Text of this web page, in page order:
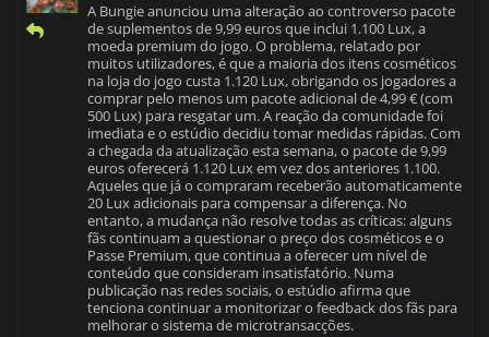
A Bungie anunciou uma alteração ao controverso pacote
de suplementos de 9,99 euros que inclui 1.100 Lux, a
moeda premium do jogo. O problema, relatado por
muitos utilizadores, é que a maioria dos itens cosméticos
na loja do jogo custa 1.120 Lux, obrigando os jogadores a
comprar pelo menos um pacote adicional de 4,99 € (com
500 Lux) para resgatar um. A reação da comunidade foi
imediata e o estúdio decidiu tomar medidas rápidas. Com
a chegada da atualização esta semana, o pacote de 9,99
euros oferecerá 1.120 Lux em vez dos anteriores 1.100.
Aqueles que já o compraram receberão automaticamente
20 Lux adicionais para compensar a diferença. No
entanto, a mudança não resolve todas as críticas: alguns
fãs continuam a questionar o preço dos cosméticos e o
Passe Premium, que continua a oferecer um nível de
conteúdo que consideram insatisfatório. Numa
publicação nas redes sociais, o estúdio afirma que
tenciona continuar a monitorizar o feedback dos fãs para
melhorar o sistema de microtransacções.